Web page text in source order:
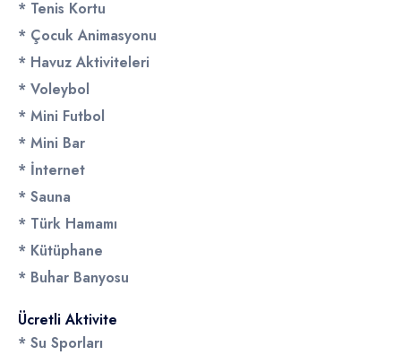
* Tenis Kortu
* Çocuk Animasyonu
* Havuz Aktiviteleri
* Voleybol
* Mini Futbol
* Mini Bar
* İnternet
* Sauna
* Türk Hamamı
* Kütüphane
* Buhar Banyosu
Ücretli Aktivite
* Su Sporları